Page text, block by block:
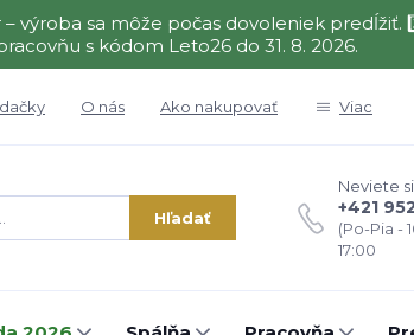
sa môže počas dovoleniek predĺžiť.
s kódom Leto26 do 31. 8. 2026.
O nás Ako nakupovať Viac
Hľadať
Neviete
+421
(Po-Pia -
17:00